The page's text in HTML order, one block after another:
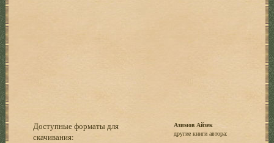
Доступные форматы для
скачивания:
Азимов Айзек
другие книги автора: